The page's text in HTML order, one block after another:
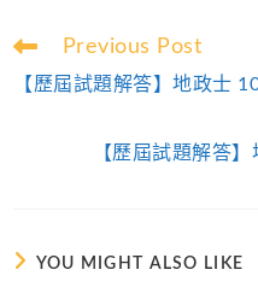
Read
articles
Previous Post
【歷屆試題解答】地政士
【歷屆試題解答
YOU MIGHT ALSO LIKE